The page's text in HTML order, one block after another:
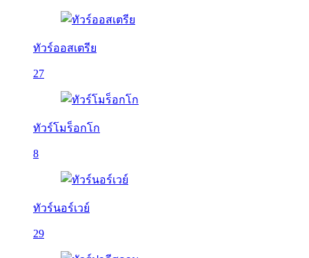
ทัวร์ออสเตรีย
27
ทัวร์โมร็อกโก
8
ทัวร์นอร์เวย์
29